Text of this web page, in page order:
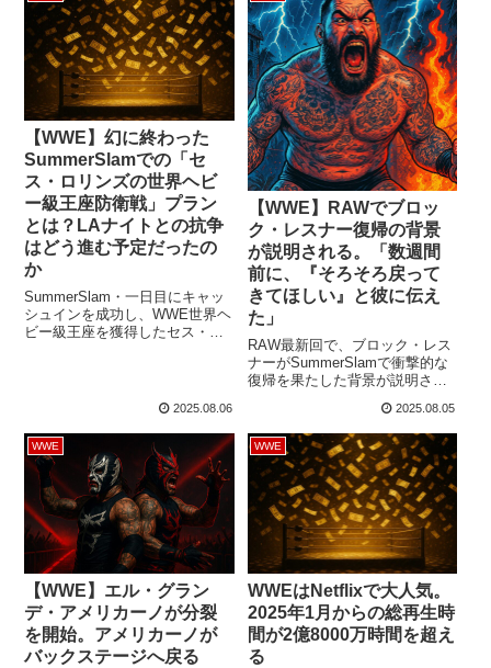
【WWE】幻に終わった
SummerSlamでの「セ
ス・ロリンズの世界ヘビ
ー級王座防衛戦」プラン
とは？LAナイトとの抗争
はどう進む予定だったの
か
SummerSlam・一日目にキャッ
シュインを成功し、WWE世界ヘ
ビー級王座を獲得したセス・ロ
イトの抗争は、本来であれば違
ったようです。レスリング・オ
ブザーバーのデイブ・メルツァ
ーによれば、SummerSlam・一
日目でセスが世界ヘビー級王座
を...
2025.08.06
【WWE】RAWでブロッ
ク・レスナー復帰の背景
が説明される。「数週間
前に、『そろそろ戻って
きてほしい』と彼に伝え
た」
RAW最新回で、ブロック・レス
ナーがSummerSlamで衝撃的な
復帰を果たした背景が説明され
ンス・マクマホンを相手に起こ
した性的虐待訴訟の中で性加害
に加担していたことが明かされ
たこともあり、レスナーは2024
年1月から長期欠場していまし
た。しかし、SummerSlamでジ
ョン・シナを襲撃するために復
帰。その背景や今後の動向に
注...
2025.08.05
WWE
【WWE】エル・グラン
デ・アメリカーノが分裂
を開始。アメリカーノが
バックステージへ戻る
WWE
WWEはNetflixで大人気。
2025年1月からの総再生時
間が2億8000万時間を超え
る